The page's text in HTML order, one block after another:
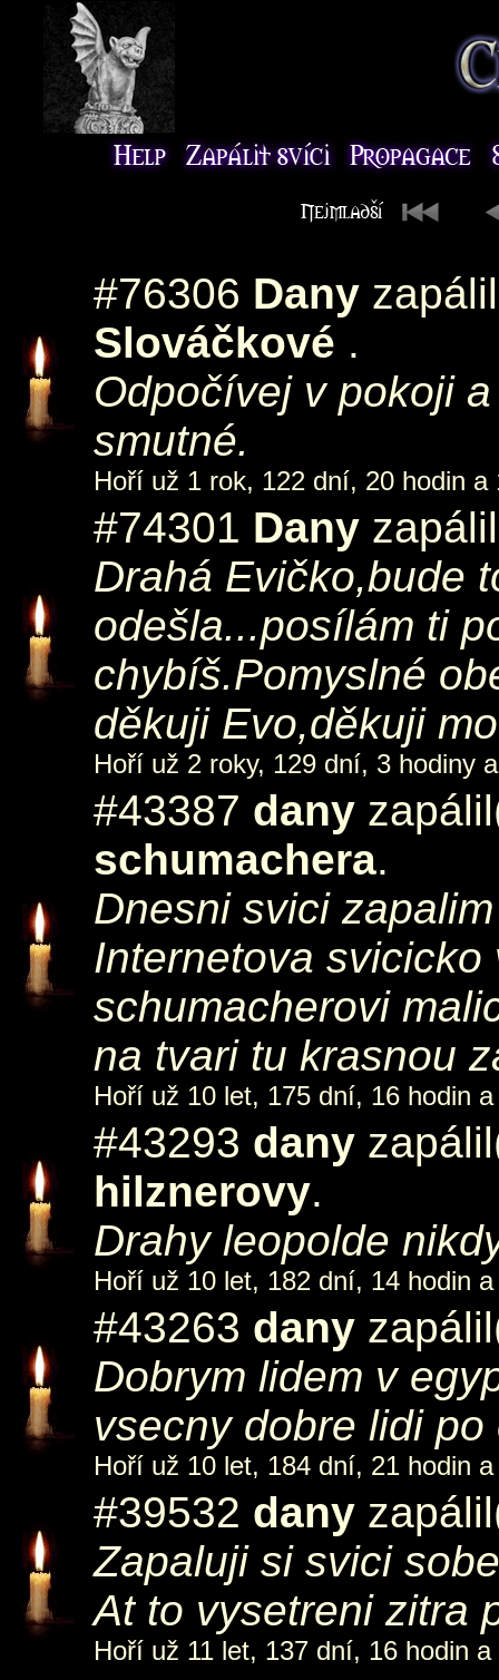
#76306 Dany
Slováčkové .
Odpočívej v pokoji
smutné.
Hoří už 1 rok, 122 dní, 20 hodin a
#74301 Dany
Drahá Evičko,bude
odešla...posílám ti
chybíš.Pomyslné
děkuji Evo,děkuji
Hoří už 2 roky, 129 dní, 3 hodiny
#43387 dany
schumachera.
Dnesni svici
Internetova svicicko
schumacherovi
na tvari tu krasnou
Hoří už 10 let, 175 dní, 16 hodin
#43293 dany
hilznerovy.
Drahy leopolde
Hoří už 10 let, 182 dní, 14 hodin
#43263 dany
Dobrym lidem v
vsecny dobre lidi
Hoří už 10 let, 184 dní, 21 hodin
#39532 dany
Zapaluji si svici
At to vysetreni zitra
Hoří už 11 let, 137 dní, 16 hodin